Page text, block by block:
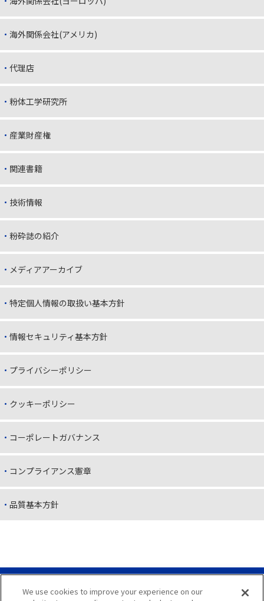
海外関係会社(アメリカ)
代理店
粉体工学研究所
産業財産権
関連書籍
技術情報
粉砕誌の紹介
メディアアーカイブ
特定個人情報の取扱い基本方針
情報セキュリティ基本方針
プライバシーポリシー
クッキーポリシー
コーポレートガバナンス
コンプライアンス憲章
品質基本方針
サイトマップ
We use cookies to improve your experience on our